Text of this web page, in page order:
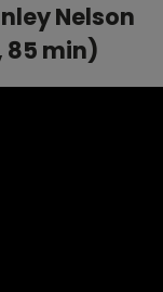
Nelson
85 min)